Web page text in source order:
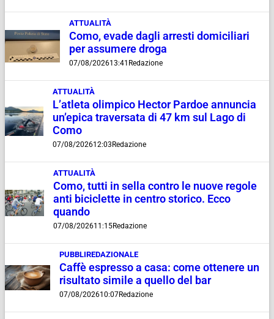
ATTUALITÀ
Como, evade dagli arresti domiciliari
per assumere droga
07/08/202613:41 Redazione
ATTUALITÀ
L’atleta olimpico Hector Pardoe annuncia
un’epica traversata di 47 km sul Lago di
Como
07/08/202612:03 Redazione
ATTUALITÀ
Como, tutti in sella contro le nuove regole
anti biciclette in centro storico. Ecco
quando
07/08/202611:15Redazione
PUBBLIREDAZIONALE
Caffè espresso a casa: come ottenere un
risultato simile a quello del bar
07/08/202610:07Redazione